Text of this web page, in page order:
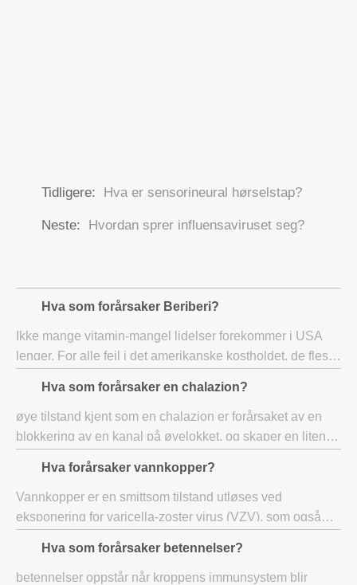
Tidligere: Hva er sensorineural hørselstap?
Neste: Hvordan sprer influensaviruset seg?
Hva som forårsaker Beriberi?
Ikke mange vitamin-mangel lidelser forekommer i USA
lenger. For alle feil i det amerikanske kostholdet, de fleste
Fotsopp er den lidelse forårsa
Hva som forårsaker en chalazion?
øye tilstand kjent som en chalazion er forårsaket av en
blokkering av en kanal på øyelokket, og skaper en liten
lipogranuloma. Kanalen kan vær
Hva forårsaker vannkopper?
Vannkopper er en smittsom tilstand utløses ved
eksponering for varicella-zoster virus (VZV), som også
familie av virus, tilstedeværelse av van
Hva som forårsaker betennelser?
betennelser oppstår når kroppens immunsystem blir